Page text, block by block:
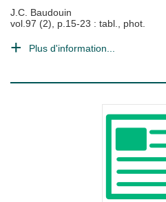
J.C. Baudouin
vol.97 (2), p.15-23 : tabl., phot.
Plus d'information...